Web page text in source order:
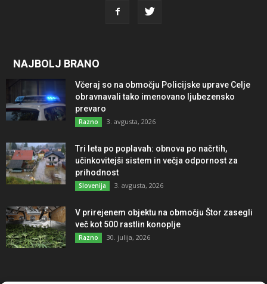
NAJBOLJ BRANO
Včeraj so na območju Policijske uprave Celje
obravnavali tako imenovano ljubezensko
prevaro
Razno 3. avgusta, 2026
Tri leta po poplavah: obnova po načrtih,
učinkovitejši sistem in večja odpornost za
prihodnost
Slovenija 3. avgusta, 2026
V prirejenem objektu na območju Štor zasegli
več kot 500 rastlin konoplje
Razno 30. julija, 2026